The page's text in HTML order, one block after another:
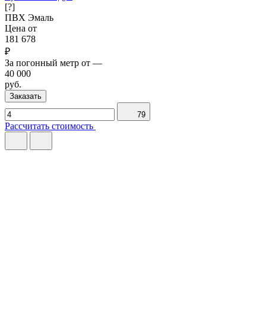
[?]
ПВХ Эмаль
Цена от
181 678
₽
За погонный метр от —
40 000
руб.
Заказать
79
Рассчитать стоимость